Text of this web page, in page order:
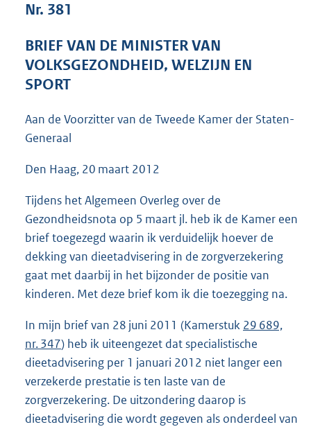
e
:
b
Nr. 381
BRIEF VAN DE MINISTER VAN
VOLKSGEZONDHEID, WELZIJN EN
SPORT
Aan de Voorzitter van de Tweede Kamer der Staten-
Generaal
Den Haag, 20 maart 2012
Tijdens het Algemeen Overleg over de
Gezondheidsnota op 5 maart jl. heb ik de Kamer een
brief toegezegd waarin ik verduidelijk hoever de
dekking van dieetadvisering in de zorgverzekering
gaat met daarbij in het bijzonder de positie van
kinderen. Met deze brief kom ik die toezegging na.
In mijn brief van 28 juni 2011 (Kamerstuk 29 689,
nr. 347) heb ik uiteengezet dat specialistische
dieetadvisering per 1 januari 2012 niet langer een
verzekerde prestatie is ten laste van de
zorgverzekering. De uitzondering daarop is
dieetadvisering die wordt gegeven als onderdeel van